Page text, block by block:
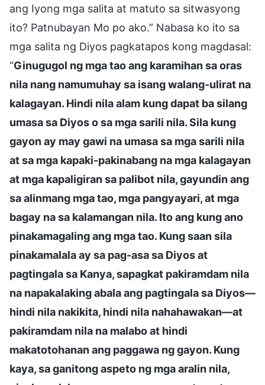
ang Iyong mga salita at matuto sa sitwasyong
ito? Patnubayan Mo po ako.” Nabasa ko ito sa
mga salita ng Diyos pagkatapos kong magdasal:
“Ginugugol ng mga tao ang karamihan sa oras
nila nang namumuhay sa isang walang-ulirat na
kalagayan. Hindi nila alam kung dapat ba silang
umasa sa Diyos o sa mga sarili nila. Sila kung
gayon ay may gawi na umasa sa mga sarili nila
at sa mga kapaki-pakinabang na mga kalagayan
at mga kapaligiran sa palibot nila, gayundin ang
sa alinmang mga tao, mga pangyayari, at mga
bagay na sa kalamangan nila. Ito ang kung ano
pinakamagaling ang mga tao. Kung saan sila
pinakamalala ay sa pag-asa sa Diyos at
pagtingala sa Kanya, sapagkat pakiramdam nila
na napakalaking abala ang pagtingala sa Diyos—
hindi nila nakikita, hindi nila nahahawakan—at
pakiramdam nila na malabo at hindi
makatotohanan ang paggawa ng gayon. Kung
kaya, sa ganitong aspeto ng mga aralin nila,